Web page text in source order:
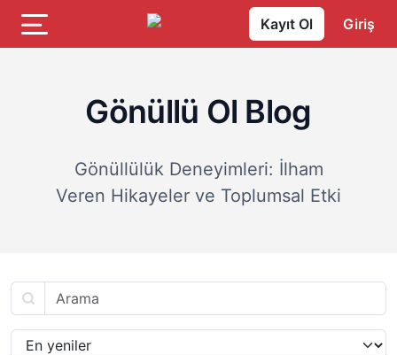
Kayıt Ol Giriş
Gönüllü Ol Blog
Gönüllülük Deneyimleri: İlham
Veren Hikayeler ve Toplumsal Etki